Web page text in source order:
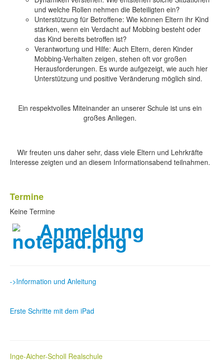
und welche Rollen nehmen die Beteiligten ein?
Unterstützung für Betroffene: Wie können Eltern ihr Kind
stärken, wenn ein Verdacht auf Mobbing besteht oder
das Kind bereits betroffen ist?
Verantwortung und Hilfe: Auch Eltern, deren Kinder
Mobbing-Verhalten zeigen, stehen oft vor großen
Herausforderungen. Es wurde aufgezeigt, wie auch hier
Unterstützung und positive Veränderung möglich sind.
Ein respektvolles Miteinander an unserer Schule ist uns ein
großes Anliegen.
Wir freuten uns daher sehr, dass viele Eltern und Lehrkräfte
Interesse zeigten und an diesem Informationsabend teilnahmen.
Termine
Keine Termine
Anmeldung
->Information und Anleitung
Erste Schritte mit dem iPad
Inge-Aicher-Scholl Realschule